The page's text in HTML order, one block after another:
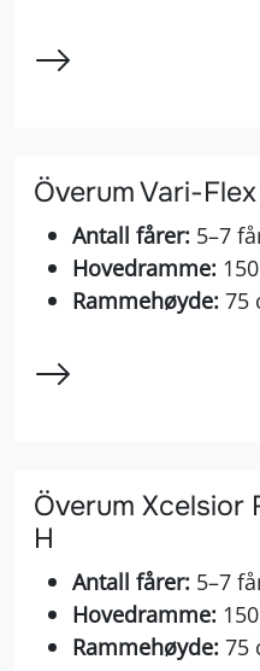
Överum Vari-
Antall fårer: 5–7
Hovedramme:
Rammehøyde: 75
Överum
H
Antall fårer: 5–7
Hovedramme:
Rammehøyde: 75